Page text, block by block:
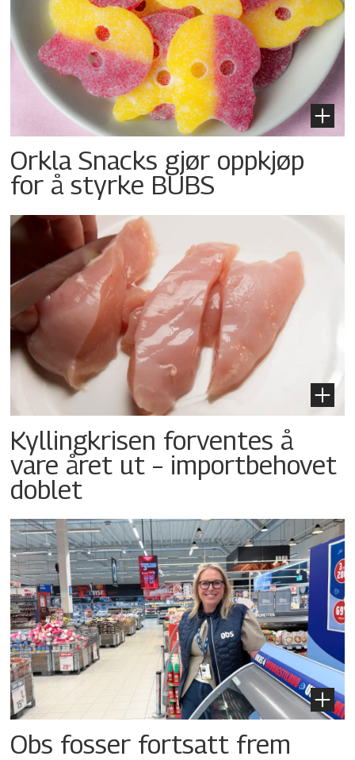
Orkla Snacks gjør oppkjøp
for å styrke BUBS
Kyllingkrisen forventes å
vare året ut – importbehovet
doblet
Obs fosser fortsatt frem